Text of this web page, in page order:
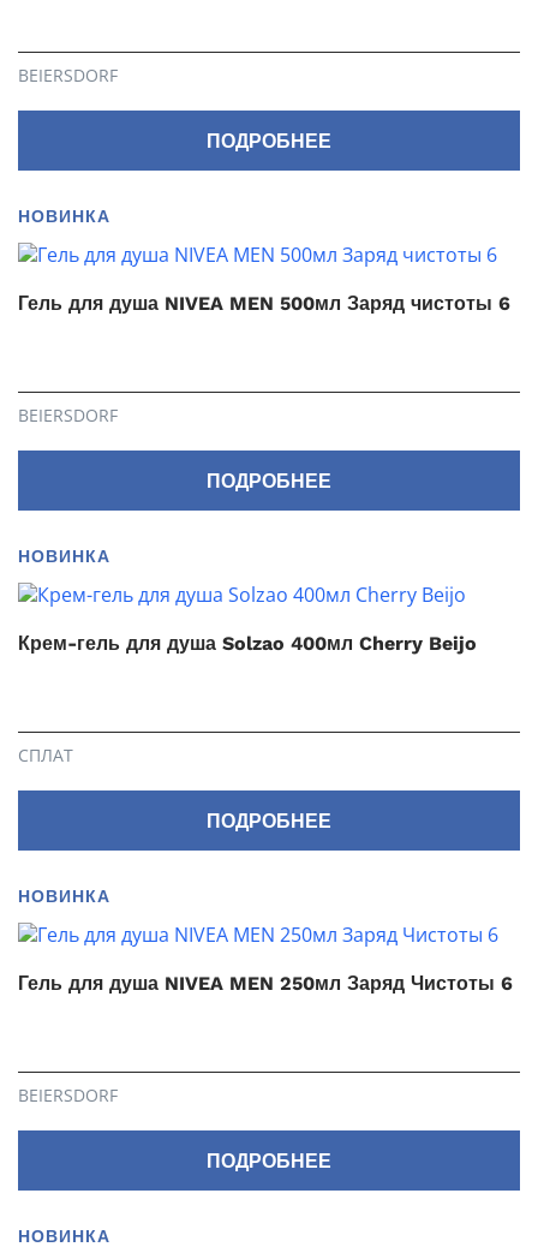
BEIERSDORF
ПОДРОБНЕЕ
НОВИНКА
Гель для душа NIVEA MEN 500мл Заряд чистоты 6
BEIERSDORF
ПОДРОБНЕЕ
НОВИНКА
Крем-гель для душа Solzao 400мл Cherry Beijo
СПЛАТ
ПОДРОБНЕЕ
НОВИНКА
Гель для душа NIVEA MEN 250мл Заряд Чистоты 6
BEIERSDORF
ПОДРОБНЕЕ
НОВИНКА